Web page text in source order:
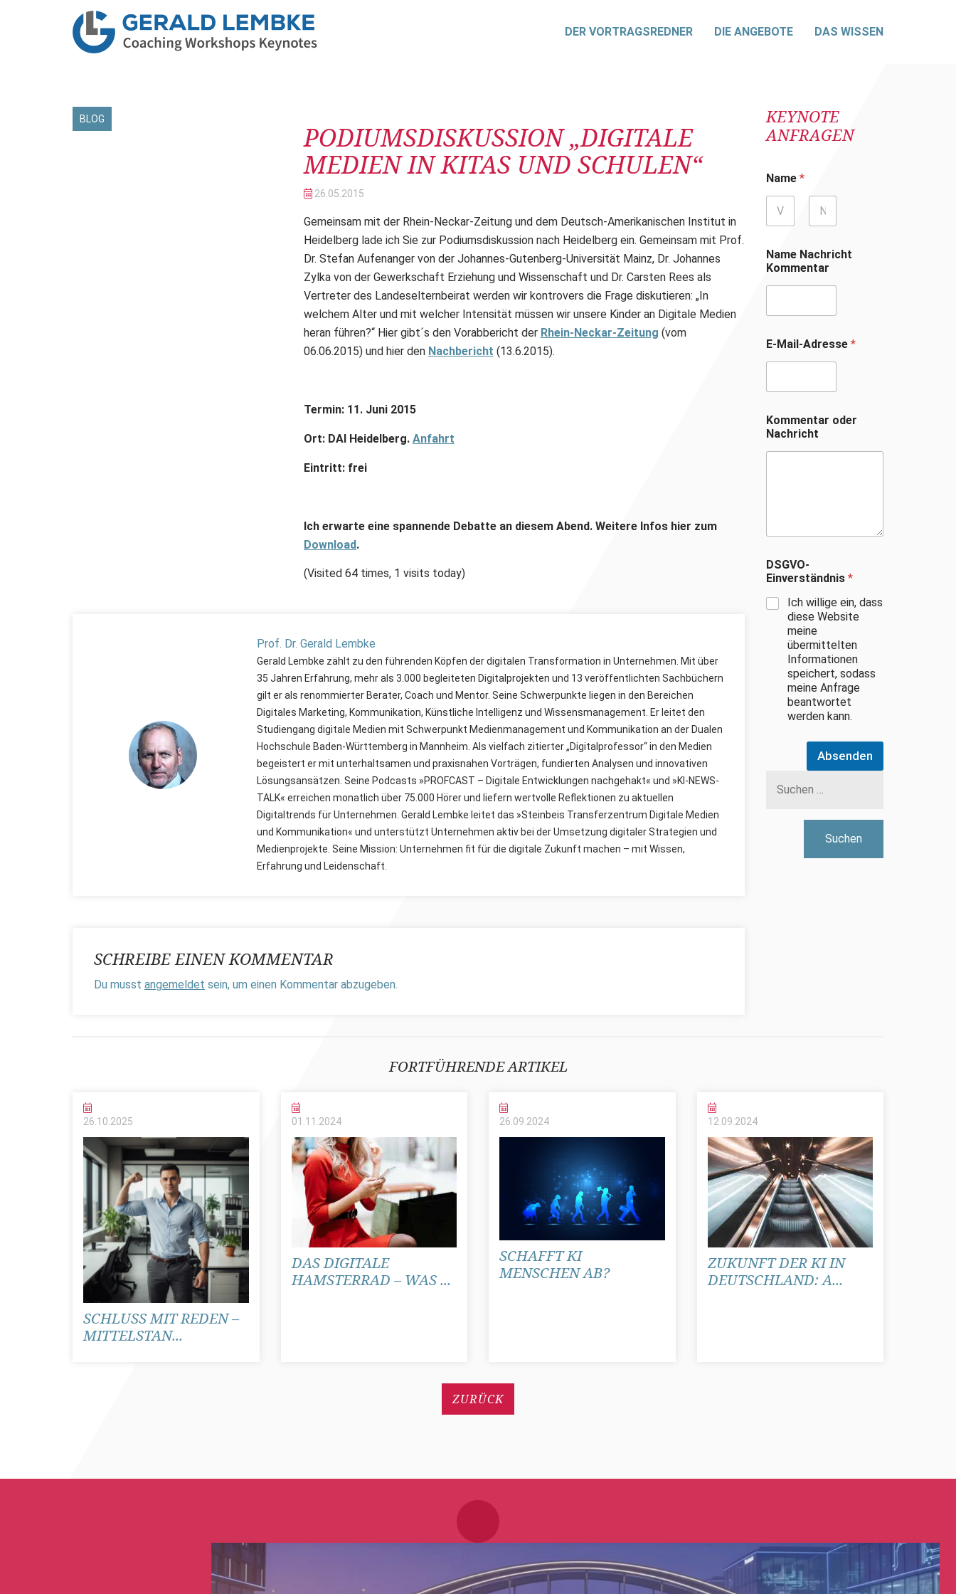
DER VORTRAGSREDNER DIE ANGEBOTE DAS WISSEN
BLOG
PODIUMSDISKUSSION „DIGITALE
MEDIEN IN KITAS UND SCHULEN“
26.05. 2015
Gemeinsam mit der Rhein-Neckar-Zeitung und dem Deutsch-Amerikanischen Institut in
Heidelberg lade ich Sie zur Podiumsdiskussion nach Heidelberg ein. Gemeinsam mit Prof.
Dr. Stefan Aufenanger von der Johannes-Gutenberg-Universität Mainz, Dr. Johannes
Zylka von der Gewerkschaft Erziehung und Wissenschaft und Dr. Carsten Rees als
Vertreter des Landeselternbeirat werden wir kontrovers die Frage diskutieren: „In
welchem Alter und mit welcher Intensität müssen wir unsere Kinder an Digitale Medien
heran führen?“ Hier gibt´s den Vorabbericht der Rhein-Neckar-Zeitung (vom
06.06.2015) und hier den Nachbericht (13.6.2015).
Termin: 11. Juni 2015
Ort: DAI Heidelberg. Anfahrt
Eintritt: frei
Ich erwarte eine spannende Debatte an diesem Abend. Weitere Infos hier zum
Download.
(Visited 64 times, 1 visits today)
Prof. Dr. Gerald Lembke
Gerald Lembke zählt zu den führenden Köpfen der digitalen Transformation in Unternehmen. Mit über
35 Jahren Erfahrung, mehr als 3.000 begleiteten Digitalprojekten und 13 veröffentlichten Sachbüchern
gilt er als renommierter Berater, Coach und Mentor. Seine Schwerpunkte liegen in den Bereichen
Digitales Marketing, Kommunikation, Künstliche Intelligenz und Wissensmanagement. Er leitet den
Studiengang digitale Medien mit Schwerpunkt Medienmanagement und Kommunikation an der Dualen
Hochschule Baden-Württemberg in Mannheim. Als vielfach zitierter „Digitalprofessor“ in den Medien
begeistert er mit unterhaltsamen und praxisnahen Vorträgen, fundierten Analysen und innovativen
Lösungsansätzen. Seine Podcasts »PROFCAST – Digitale Entwicklungen nachgehakt« und »KI-NEWS-
TALK« erreichen monatlich über 75.000 Hörer und liefern wertvolle Reflektionen zu aktuellen
Digitaltrends für Unternehmen. Gerald Lembke leitet das »Steinbeis Transferzentrum Digitale Medien
und Kommunikation« und unterstützt Unternehmen aktiv bei der Umsetzung digitaler Strategien und
Medienprojekte. Seine Mission: Unternehmen fit für die digitale Zukunft machen – mit Wissen,
Erfahrung und Leidenschaft.
SCHREIBE EINEN KOMMENTAR
Du musst angemeldet sein, um einen Kommentar abzugeben.
KEYNOTE
ANFRAGEN
Name *
Name Nachricht
Kommentar
E-Mail-Adresse *
Kommentar oder
Nachricht
DSGVO-
Einverständnis *
Ich willige ein, dass
diese Website
meine
übermittelten
Informationen
speichert, sodass
meine Anfrage
beantwortet
werden kann.
Absenden
FORTFÜHRENDE ARTIKEL
26.10. 2025
SCHLUSS MIT REDEN –
MITTELSTAN...
01.11. 2024
DAS DIGITALE
HAMSTERRAD – WAS ...
26.09. 2024
SCHAFFT KI
MENSCHEN AB?
12.09. 2024
ZUKUNFT DER KI IN
DEUTSCHLAND: A...
ZURÜCK